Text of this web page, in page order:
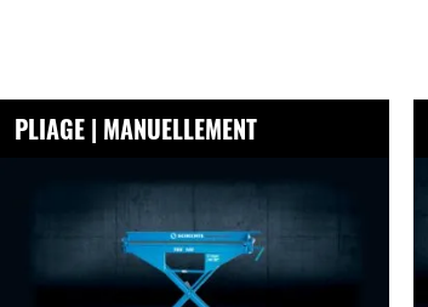
PLIAGE | MANUELLEMENT